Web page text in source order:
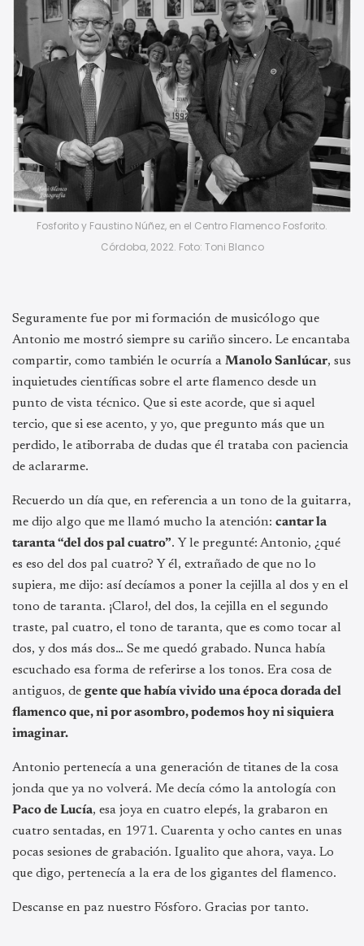
Fosforito y Faustino Núñez, en el Centro Flamenco Fosforito.
Córdoba, 2022. Foto: Toni Blanco
Seguramente fue por mi formación de musicólogo que
Antonio me mostró siempre su cariño sincero. Le encantaba
compartir, como también le ocurría a Manolo Sanlúcar, sus
inquietudes científicas sobre el arte flamenco desde un
punto de vista técnico. Que si este acorde, que si aquel
tercio, que si ese acento, y yo, que pregunto más que un
perdido, le atiborraba de dudas que él trataba con paciencia
de aclararme.
Recuerdo un día que, en referencia a un tono de la guitarra,
me dijo algo que me llamó mucho la atención: cantar la
taranta “del dos pal cuatro”. Y le pregunté: Antonio, ¿qué
es eso del dos pal cuatro? Y él, extrañado de que no lo
supiera, me dijo: así decíamos a poner la cejilla al dos y en el
tono de taranta. ¡Claro!, del dos, la cejilla en el segundo
traste, pal cuatro, el tono de taranta, que es como tocar al
dos, y dos más dos… Se me quedó grabado. Nunca había
escuchado esa forma de referirse a los tonos. Era cosa de
antiguos, de gente que había vivido una época dorada del
flamenco que, ni por asombro, podemos hoy ni siquiera
imaginar.
Antonio pertenecía a una generación de titanes de la cosa
jonda que ya no volverá. Me decía cómo la antología con
Paco de Lucía, esa joya en cuatro elepés, la grabaron en
cuatro sentadas, en 1971. Cuarenta y ocho cantes en unas
pocas sesiones de grabación. Igualito que ahora, vaya. Lo
que digo, pertenecía a la era de los gigantes del flamenco.
Descanse en paz nuestro Fósforo. Gracias por tanto.